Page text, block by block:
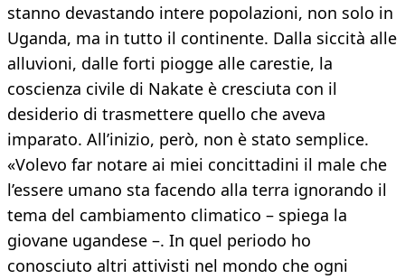
stanno devastando intere popolazioni, non solo in
Uganda, ma in tutto il continente. Dalla siccità alle
alluvioni, dalle forti piogge alle carestie, la
coscienza civile di Nakate è cresciuta con il
desiderio di trasmettere quello che aveva
imparato. All’inizio, però, non è stato semplice.
«Volevo far notare ai miei concittadini il male che
l’essere umano sta facendo alla terra ignorando il
tema del cambiamento climatico – spiega la
giovane ugandese –. In quel periodo ho
conosciuto altri attivisti nel mondo che ogni